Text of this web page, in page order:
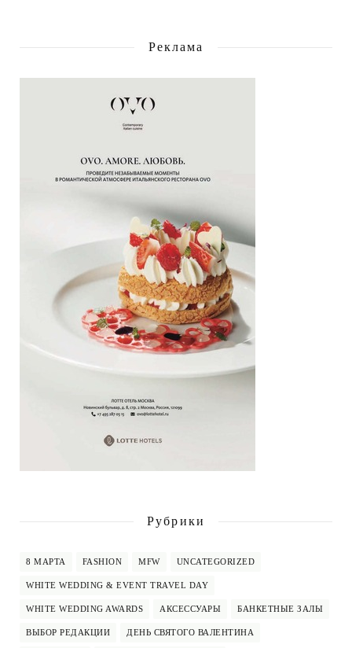
Реклама
Рубрики
8 МАРТА FASHION MFW UNCATEGORIZED
WHITE WEDDING & EVENT TRAVEL DAY
WHITE WEDDING AWARDS АКСЕССУАРЫ БАНКЕТНЫЕ ЗАЛЫ
ВЫБОР РЕДАКЦИИ ДЕНЬ СВЯТОГО ВАЛЕНТИНА